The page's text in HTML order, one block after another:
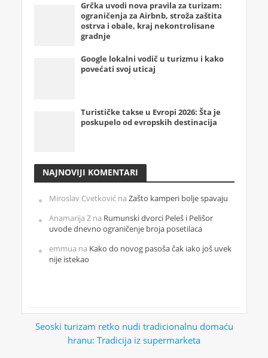
Grčka uvodi nova pravila za turizam:
ograničenja za Airbnb, stroža zaštita
ostrva i obale, kraj nekontrolisane
gradnje
Google lokalni vodič u turizmu i kako
povećati svoj uticaj
Turističke takse u Evropi 2026: Šta je
poskupelo od evropskih destinacija
NAJNOVIJI KOMENTARI
Miroslav Cvetkovićna Zašto kamperi bolje spavaju
Anamarija Zna Rumunski dvorci Peleš i Pelišor
uvode dnevno ograničenje broja posetilaca
emmua na Kako do novog pasoša čak iako još uvek
nije istekao
Seoski turizam retko nudi tradicionalnu domaću
hranu: Tradicija iz supermarketa